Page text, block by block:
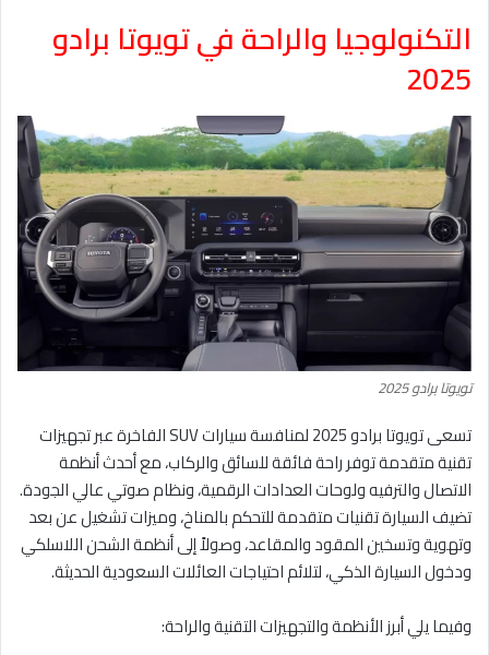
التكنولوجيا والراحة في تويوتا برادو
2025
تويوتا برادو 2025
تسعى تويوتا برادو 2025 لمنافسة سيارات SUV الفاخرة عبر تجهيزات
تقنية متقدمة توفر راحة فائقة للسائق والركاب، مع أحدث أنظمة
الاتصال والترفيه ولوحات العدادات الرقمية، ونظام صوتي عالي الجودة.
تضيف السيارة تقنيات متقدمة للتحكم بالمناخ، وميزات تشغيل عن بعد
وتهوية وتسخين المقود والمقاعد، وصولاً إلى أنظمة الشحن اللاسلكي
ودخول السيارة الذكي، لتلائم احتياجات العائلات السعودية الحديثة.
وفيما يلي أبرز الأنظمة والتجهيزات التقنية والراحة: